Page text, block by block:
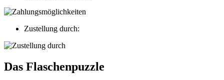
Zustellung durch:
Das Flaschenpuzzle